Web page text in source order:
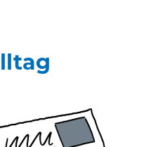
SeiteSeite